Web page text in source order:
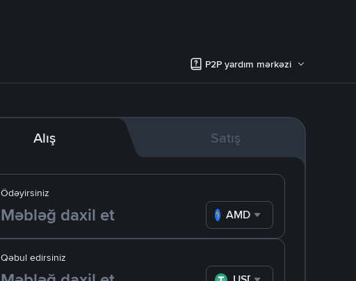
P2P yardım mərkəzi
Alış Satış
Ödəyirsiniz
AMD
Qəbul edirsiniz